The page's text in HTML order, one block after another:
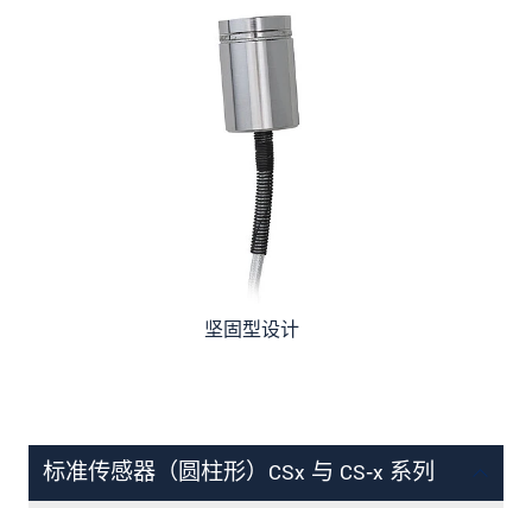
坚固型设计
标准传感器（圆柱形）CSx 与 CS‑x 系列